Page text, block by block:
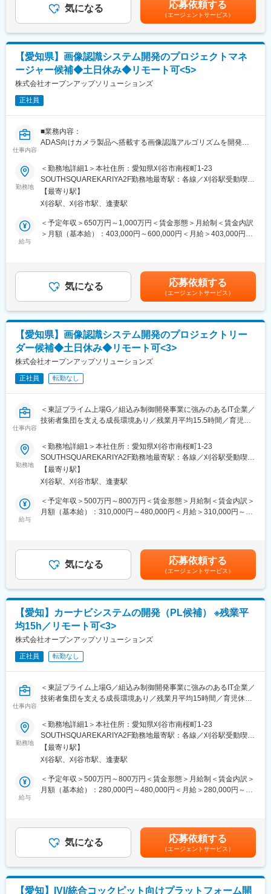
◎エンジニアかマネジメントか個々の価値観に合わせた「選べる
キャリアパス」
◎ファミリーフレンドリー企業に認定された働きやすい環境
■歓迎条件：
別途記載の必須条件に併せ、以下経験等をお持ちの方は歓迎で
・クラウド（AWS／Azure／GCP etc）を用いたシステム開発経験
（1年以上）
・プロジェクトの推進及び、要員、品質、課題、リスク管理を担
当
・顧客折衝
・メンバー、リーダー育成、チームビルディング
■主なツール：
OS：Windows
言語：C言語
ツール：CANoe、オシロスコープ、HILSなど
その他：AUTOSAR、MATLAB／Simulink
■身に付けられるスキル：
・要件定義を含む上流設計の知識、経験
・モータ／インバータの知識・経験
・機能安全／フェールセーフの知識、経験
・マネジメントスキル
■当社について：
＜組込み制御開発のプロフェッショナル集団＞
◎当社は「組込み制御開発に特化したプロフェッショナル集団」
として、30年以上にわたり、事業を展開しています。
◎特に自動車の分野においては、創業時より実績を誇り、エンジ
ン制御から自動運転技術に至るまで幅広い案件にも対応する事が
可能です。私達が保有する確かな技術は世界を代表する企業様に
も認められています。
供しています。
◎エンジニアとしてのスキルを評価しており、現年収以上のご評
ており、長期的に安定してエンジニアとしてご活躍いただけま
す。
変更の範囲：本文参照
給(月額)は固定手当を含めた表記です。
気になる 応募依頼する
（エージェントサービス）
【愛知県】画像認識システム開発のプロジェクトマネ
ージャー候補◆土日休み◆リモート可<5>
株式会社オープンアップソリューションズ
正社員
仕事内容
■業務内容：
ADAS向けカメラ製品へ搭載する画像認識アルゴリズムを開発す
※管轄部門拡大のための体制強化を目的とした募集になります。幅
広く技術に携わりたい、チームメンバと協力して大きな成果を出
したい、といった方大歓迎です。
■具体的には：
◎5名～8名のメンバを配下に、管轄するチームの受け持つ機能開
発の作業計画を立案し、チームマネジメントを行う
認などのベンチマークを行う
◎配下のメンバに対して、指導／教育を行い、チームビルディン
Visual Studio、Microsoft Teams、Git
■身に付くスキル：
◎画像処理／認識に関する知識・経験
◎チームマネジメントスキル
◎業務計画立案、クライアントとの折衝
■築けるキャリア：
◎ADAS向けシステムエンジニア
◎受託業務システムエンジニア
■当社について：
当社は「一人ひとりの価値観や人間性を尊重し、次に挑むエンジ
ニアを支援する」エンジニアファーストの開発会社です。
ングの場」としており、求職者様のお考えや想いを尊重した対話
の場として面接をご用意しております。
◎ティア1企業様と企画フェーズから共同開発
◎エンジニアかマネジメントか個々の価値観に合わせた「選べる
キャリアパス」
◎ファミリーフレンドリー企業に認定された働きやすい環境
■歓迎条件：
別途記載にの必須条件に併せ、以下経験等をお持ちの方は歓迎し
ます。
◎C++言語を用いたソフト開発経験
グの経験
◎～5名程度のチームリーダー経験
変更の範囲：会社の定める業務
勤務地
＜勤務地詳細1＞本社住所：愛知県刈谷市南桜町1-23
SOUTHSQUAREKARIYA2F勤務地最寄駅：各線／刈谷駅受動喫煙
対策：屋内全面禁煙＜勤務地詳細2＞愛知県の顧客先住所：愛知県
受動喫煙対策：屋内全面禁煙変更の範囲：会社の定める事業所
【最寄り駅】
刈谷駅、刈谷市駅、逢妻駅
給与
＜予定年収＞650万円～1,000万円＜賃金形態＞月給制＜賃金内訳
＞月額（基本給）：403,000円～600,000円＜月給＞403,000円～
下する可能性があります。月給(月額)は固定手当を含めた表記で
す。
気になる 応募依頼する
（エージェントサービス）
【愛知県】画像認識システム開発のプロジェクトリー
ダー候補◆土日休み◆リモート可<3>
株式会社オープンアップソリューションズ
正社員 転勤なし
仕事内容
＜東証プライム上場G／組込み制御開発事業に強みのあるIT企業／
技術者集団を支える成長環境あり／残業月平均15.5時間／育児休
ADAS向けカメラ製品へ搭載する画像認識アルゴリズムを開発す
るプロジェクトにて、機能開発を推進する業務へ携わっていただ
きます。
※管轄部門拡大のための体制強化を目的とした募集になります。幅
広く技術に携わりたい、チームメンバと協力して大きな成果を出
したい、といった方大歓迎です。
発の作業計画立案、チームマネジメント
◎ADAS向け画像認識アルゴリズムを構成する単一～複数機能の
◎配下のメンバに対しての指導／教育、チームビルディング
■主な使用ツール
Visual Studio、Microsoft Teams、Git
■身に付くスキル
◇画像処理／認識に関する知識・経験
◇チームマネジメントスキル
◇業務計画立案、クライアントとの折衝
◇ADAS向けシステムエンジニア
◇受託業務システムエンジニア
◇当該部門におけるチームリーダー、係長
◎自動車の分野においては、創業時より実績を誇り、エンジン制
御から自動運転技術に至るまで幅広い案件にも対応する事が可能
いった分野にも着手し、その時代に求められる技術をお客様に提
供しています。
＜当社の特徴＞
◇技術者集団を支える成長環境
◇パフォーマンス重視の人事制度
◇受託・請負中心に30年以上の実績
勤務地
＜勤務地詳細1＞本社住所：愛知県刈谷市南桜町1-23
SOUTHSQUAREKARIYA2F勤務地最寄駅：各線／刈谷駅受動喫煙
対策：屋内全面禁煙＜勤務地詳細2＞愛知県の顧客先住所：愛知県
受動喫煙対策：屋内全面禁煙変更の範囲：会社の定める事業所
【最寄り駅】
刈谷駅、刈谷市駅、逢妻駅
給与
＜予定年収＞500万円～800万円＜賃金形態＞月給制＜賃金内訳＞
月額（基本給）：310,000円～480,000円＜月給＞310,000円～
月）・残業手当（1分単位で全額支給）賃金はあくまでも目安の金
額であり、選考を通じて上下する可能性があります。月給(月額)は
固定手当を含めた表記です。
気になる 応募依頼する
（エージェントサービス）
【愛知】カーナビシステムの開発（PL候補） ※残業平
均15h／リモート可<3>
株式会社オープンアップソリューションズ
正社員 転勤なし
仕事内容
＜東証プライム上場G／組込み制御開発事業に強みのあるIT企業／
技術者集団を支える成長環境あり／残業月平均15時間／育児休暇
車載組込み開発領域である、カーナビゲーションシステム開発案
件のプロジェクトリーダーとしてプロジェクト運営に関わって頂
きます。
※管轄部門拡大のための体制強化を目的とした募集になります。幅
広く技術に携わりたい、チームメンバと協力して大きな成果を出
したい、といった方大歓迎です。
作業計画立案、チームマネジメント
◎カーナビゲーションシステム内の機能開発
◎上流～下流まで対応しており幅広くキャリア形成可能
地図描画／案内／ルート探索etcの機能開発
勤務地
＜勤務地詳細1＞本社住所：愛知県刈谷市南桜町1-23
SOUTHSQUAREKARIYA2F勤務地最寄駅：各線／刈谷駅受動喫煙
対策：屋内全面禁煙＜勤務地詳細2＞愛知県の顧客先住所：愛知県
受動喫煙対策：屋内全面禁煙変更の範囲：会社の定める事業所
【最寄り駅】
刈谷駅、刈谷市駅、逢妻駅
給与
＜予定年収＞500万円～800万円＜賃金形態＞月給制＜賃金内訳＞
月額（基本給）：280,000円～480,000円＜月給＞280,000円～
月）・残業手当（1分単位で全額支給）賃金はあくまでも目安の金
額であり、選考を通じて上下する可能性があります。月給(月額)は
固定手当を含めた表記です。
気になる 応募依頼する
（エージェントサービス）
【愛知】IVI/統合コックピット向けプラットフォーム開